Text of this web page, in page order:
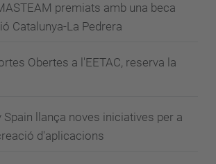
premiats amb una beca
Catalunya-La Pedrera
Obertes a l'EETAC, reserva la
Spain llança noves iniciatives per a
d'aplicacions